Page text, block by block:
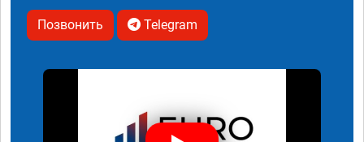
Позвонить Telegram